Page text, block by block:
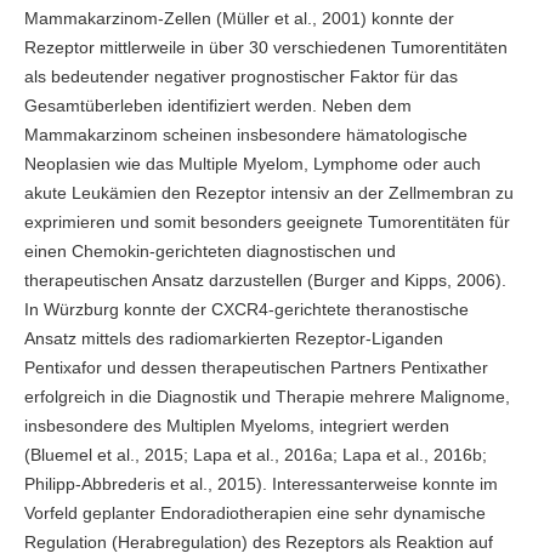
Mammakarzinom-Zellen (Müller et al., 2001) konnte der
Rezeptor mittlerweile in über 30 verschiedenen Tumorentitäten
als bedeutender negativer prognostischer Faktor für das
Gesamtüberleben identifiziert werden. Neben dem
Mammakarzinom scheinen insbesondere hämatologische
Neoplasien wie das Multiple Myelom, Lymphome oder auch
akute Leukämien den Rezeptor intensiv an der Zellmembran zu
exprimieren und somit besonders geeignete Tumorentitäten für
einen Chemokin-gerichteten diagnostischen und
therapeutischen Ansatz darzustellen (Burger and Kipps, 2006).
In Würzburg konnte der CXCR4-gerichtete theranostische
Ansatz mittels des radiomarkierten Rezeptor-Liganden
Pentixafor und dessen therapeutischen Partners Pentixather
erfolgreich in die Diagnostik und Therapie mehrere Malignome,
insbesondere des Multiplen Myeloms, integriert werden
(Bluemel et al., 2015; Lapa et al., 2016a; Lapa et al., 2016b;
Philipp-Abbrederis et al., 2015). Interessanterweise konnte im
Vorfeld geplanter Endoradiotherapien eine sehr dynamische
Regulation (Herabregulation) des Rezeptors als Reaktion auf